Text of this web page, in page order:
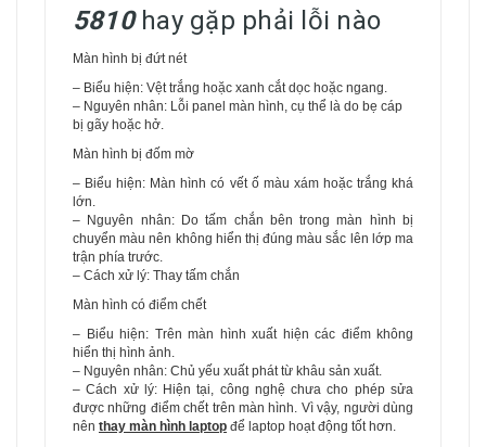
5810hay gặp phải lỗi nào
Màn hình bị đứt nét
– Biểu hiện: Vệt trắng hoặc xanh cắt dọc hoặc ngang.
– Nguyên nhân: Lỗi panel màn hình, cụ thể là do bẹ cáp
bị gãy hoặc hở.
Màn hình bị đốm mờ
– Biểu hiện: Màn hình có vết ố màu xám hoặc trắng khá
lớn.
– Nguyên nhân: Do tấm chắn bên trong màn hình bị
chuyển màu nên không hiển thị đúng màu sắc lên lớp ma
trận phía trước.
– Cách xử lý: Thay tấm chắn
Màn hình có điểm chết
– Biểu hiện: Trên màn hình xuất hiện các điểm không
hiển thị hình ảnh.
– Nguyên nhân: Chủ yếu xuất phát từ khâu sản xuất.
– Cách xử lý: Hiện tại, công nghệ chưa cho phép sửa
được những điểm chết trên màn hình. Vì vậy, người dùng
nên thay màn hình laptop để laptop hoạt động tốt hơn.